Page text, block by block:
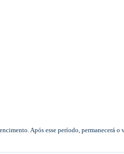
Após esse período, permanecerá o